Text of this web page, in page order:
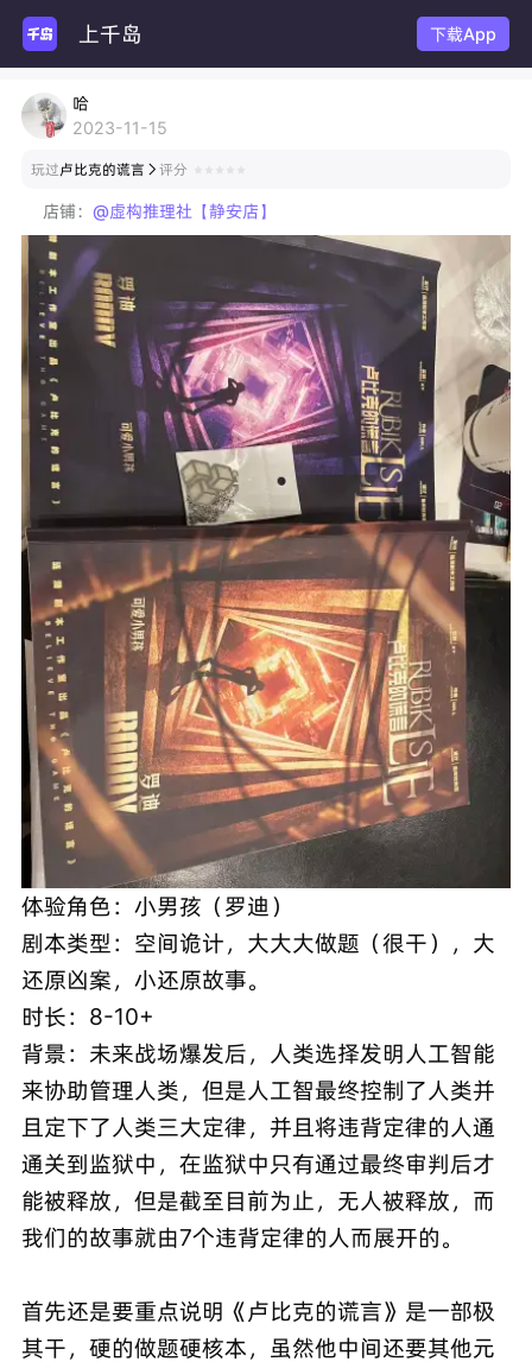
上千岛 下载App
哈
2023-11-15
玩过卢比克的谎言  评分
店铺： @虚构推理社【静安店】
体验角色：小男孩（罗迪）
剧本类型：空间诡计，大大大做题（很干），大
还原凶案，小还原故事。
时长：8-10+
背景：未来战场爆发后，人类选择发明人工智能
来协助管理人类，但是人工智最终控制了人类并
且定下了人类三大定律，并且将违背定律的人通
通关到监狱中，在监狱中只有通过最终审判后才
能被释放，但是截至目前为止，无人被释放，而
我们的故事就由7个违背定律的人而展开的。
首先还是要重点说明《卢比克的谎言》是一部极
其干，硬的做题硬核本，虽然他中间还要其他元